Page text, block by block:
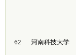
62 河南科技大学